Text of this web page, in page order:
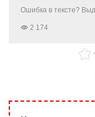
Ошибка в тексте?
2 174